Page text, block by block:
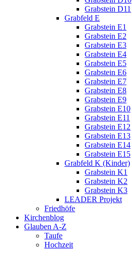
Grabstein D11
Grabfeld E
Grabstein E1
Grabstein E2
Grabstein E3
Grabstein E4
Grabstein E5
Grabstein E6
Grabstein E7
Grabstein E8
Grabstein E9
Grabstein E10
Grabstein E11
Grabstein E12
Grabstein E13
Grabstein E14
Grabstein E15
Grabfeld K (Kinder)
Grabstein K1
Grabstein K2
Grabstein K3
LEADER Projekt
Friedhöfe
Kirchenblog
Glauben A-Z
Taufe
Hochzeit